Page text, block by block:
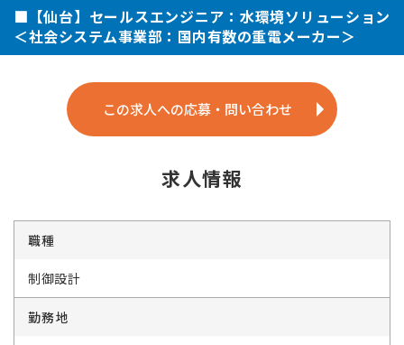
■【仙台】セールスエンジニア：水環境ソリューション
＜社会システム事業部：国内有数の重電メーカー＞
この求人への応募・問い合わせ
求人情報
職種
制御設計
勤務地